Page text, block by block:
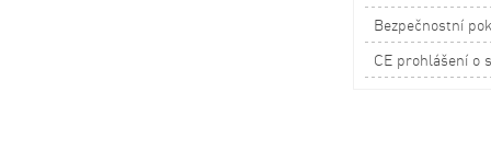
Bezpečnostní
CE prohlášení o